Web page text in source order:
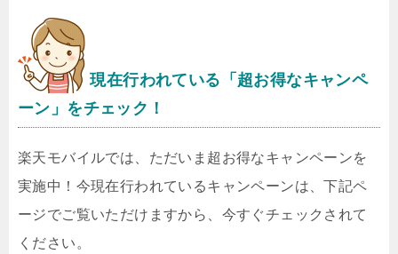
現在行われている「超お得なキャンペ
ーン」をチェック！
楽天モバイルでは、ただいま超お得なキャンペーンを
実施中！今現在行われているキャンペーンは、下記ペ
ージでご覧いただけますから、今すぐチェックされて
ください。